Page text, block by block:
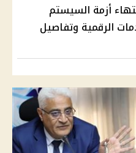
أزمة السيستم
الرقمية وتفاصيل